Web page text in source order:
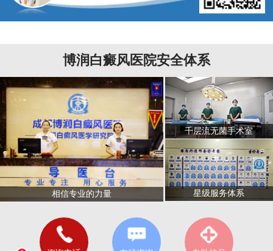
博润白癜风医院安全体系
相信专业的力量
千层流无菌手术室
星级服务体系